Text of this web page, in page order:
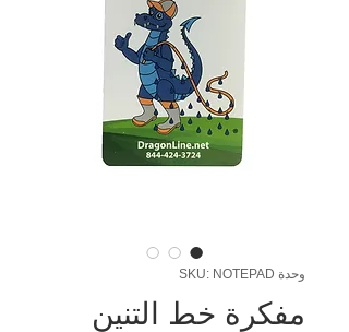
وحدة SKU: NOTEPAD
مفكرة خط التنين